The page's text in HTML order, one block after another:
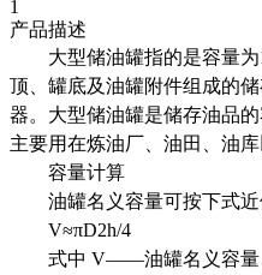
1
产品描述
大型储油罐指的是容量
顶、罐底及油罐附件组成的
器。大型储油罐是储存油品
主要用在炼油厂、油田、油库
容量计算
油罐名义容量可按下式近
V≈πD2h/4
式中 V——油罐名义容量